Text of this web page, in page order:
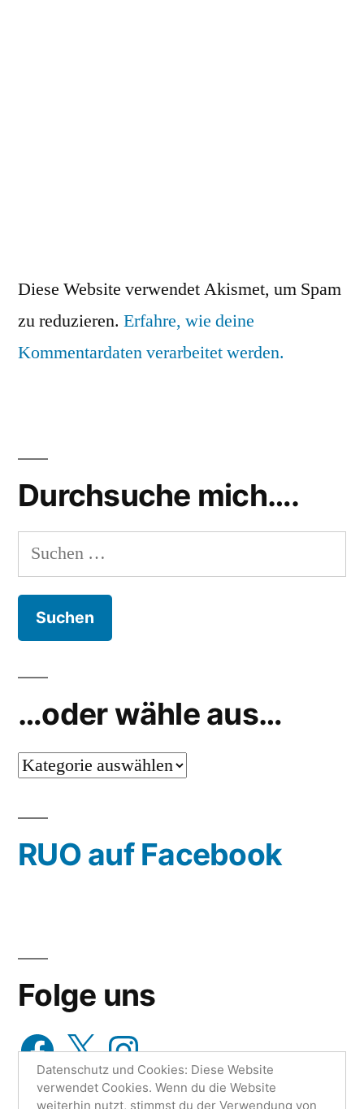
Diese Website verwendet Akismet, um Spam
zu reduzieren. Erfahre, wie deine
Kommentardaten verarbeitet werden.
Durchsuche mich….
Suchen
nach:
…oder wähle aus…
…
aus…
RUO auf Facebook
Folge uns
Facebook
X Instagram
Datenschutz und Cookies: Diese Website
verwendet Cookies. Wenn du die Website
weiterhin nutzt, stimmst du der Verwendung von